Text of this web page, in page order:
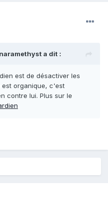
a dit :
est de désactiver les
est organique, c'est
contre lui. Plus sur le